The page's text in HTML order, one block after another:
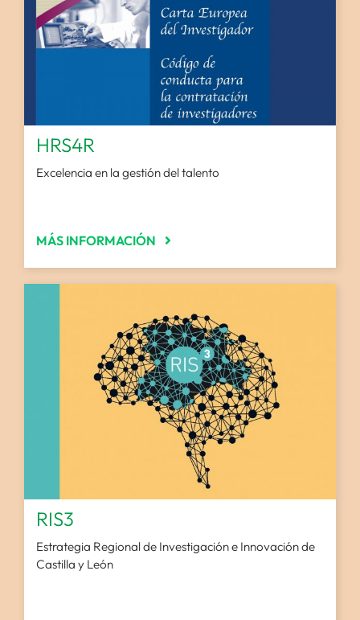
HRS4R
Excelencia en la gestión del talento
MÁS INFORMACIÓN
RIS3
Estrategia Regional de Investigación e Innovación de
Castilla y León